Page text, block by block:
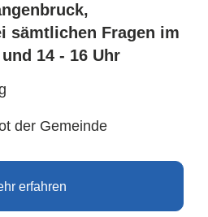
sämtlichen Fragen im
14 - 16 Uhr
der Gemeinde
erfahren